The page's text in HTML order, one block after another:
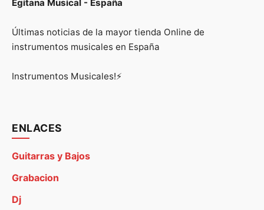
Egitana Musical - España
Últimas noticias de la mayor tienda Online de
instrumentos musicales en España
Instrumentos Musicales!⚡
ENLACES
Guitarras y Bajos
Grabacion
Dj